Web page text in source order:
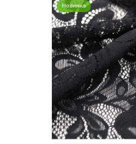
Новинка